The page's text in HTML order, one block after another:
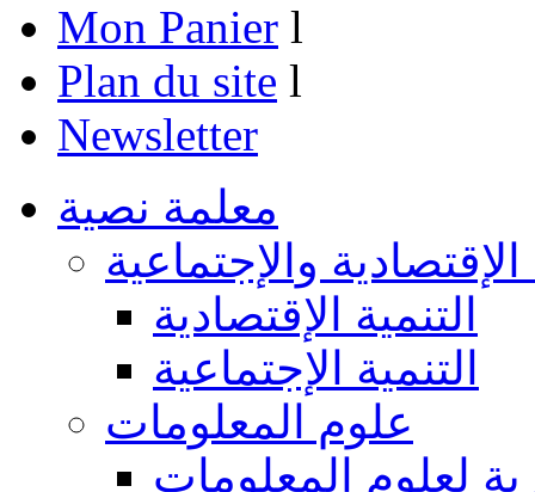
Mon Panier l
Plan du site l
Newsletter
معلمة نصية
الإقتصادية والإجتماعية
التنمية الإقتصادية
التنمية الإجتماعية
علوم المعلومات
لعلوم المعلومات